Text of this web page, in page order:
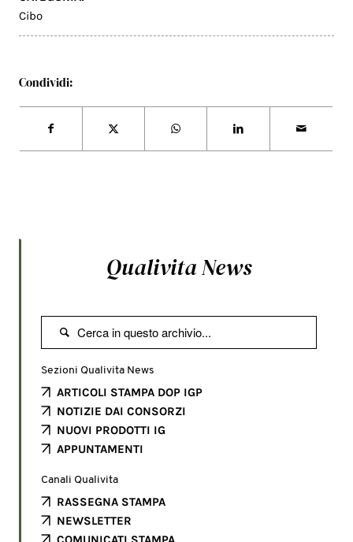
Cibo
Condividi:
Qualivita News

Sezioni Qualivita News
ARTICOLI STAMPA DOP IGP
NOTIZIE DAI CONSORZI
NUOVI PRODOTTI IG
APPUNTAMENTI
Canali Qualivita
RASSEGNA STAMPA
NEWSLETTER